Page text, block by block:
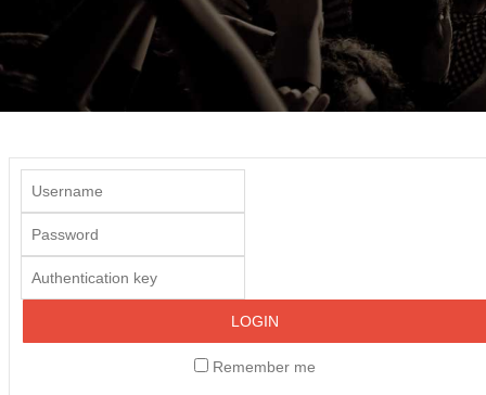
LOGIN
Remember me